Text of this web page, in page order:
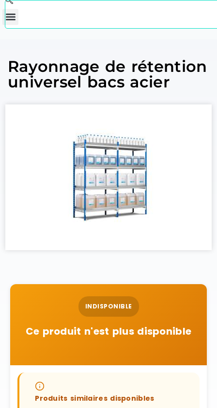
Rayonnage de rétention
universel bacs acier
INDISPONIBLE
Ce produit n'est plus disponible
Produits similaires disponibles